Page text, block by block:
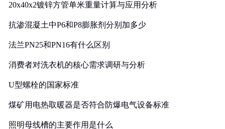
20x40x2镀锌方管单米重量计算与应用分析
抗渗混凝土中P6和P8膨胀剂分别加多少
法兰PN25和PN16有什么区别
消费者对洗衣机的核心需求调研与分析
U型螺栓的国家标准
煤矿用电热取暖器是否符合防爆电气设备标准
照明母线槽的主要作用是什么